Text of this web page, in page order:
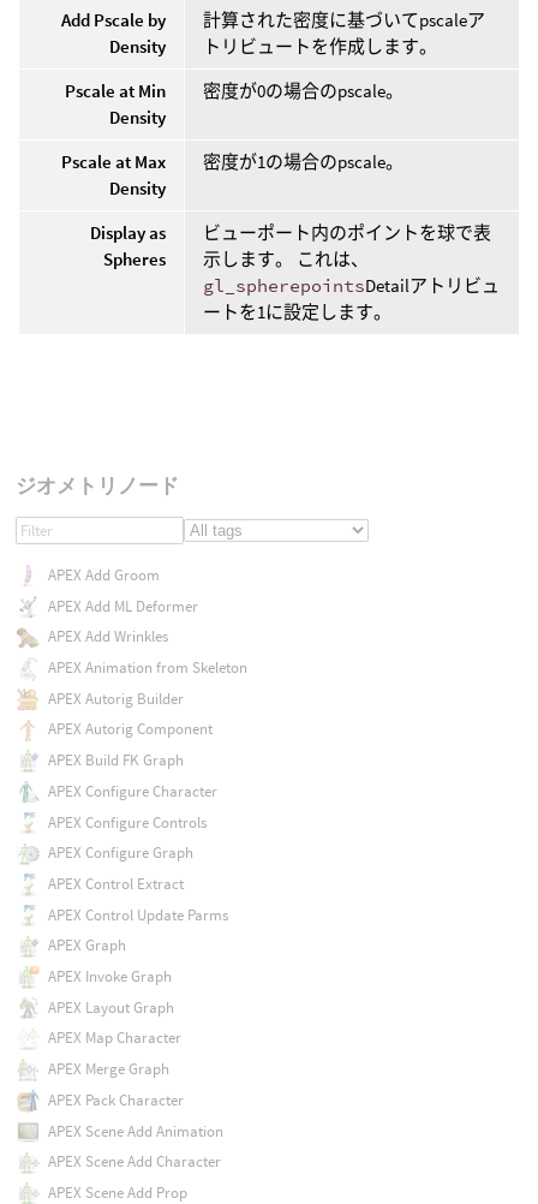
Add Pscale by
Density
計算された密度に基づいてpscaleア
トリビュートを作成します。
Pscale at Min
Density
密度が0の場合のpscale。
Pscale at Max
Density
密度が1の場合のpscale。
Display as
Spheres
ビューポート内のポイントを球で表
示します。 これは、
gl_spherepointsDetailアトリビュ
ートを1に設定します。
ジオメトリノード
APEX Add Groom
APEX Add ML Deformer
APEX Add Wrinkles
APEX Animation from Skeleton
APEX Autorig Builder
APEX Autorig Component
APEX Build FK Graph
APEX Configure Character
APEX Configure Controls
APEX Configure Graph
APEX Control Extract
APEX Control Update Parms
APEX Graph
APEX Invoke Graph
APEX Layout Graph
APEX Map Character
APEX Merge Graph
APEX Pack Character
APEX Scene Add Animation
APEX Scene Add Character
APEX Scene Add Prop